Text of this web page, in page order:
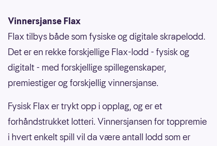
Vinnersjanse Flax
Flax tilbys både som fysiske og digitale skrapelodd.
Det er en rekke forskjellige Flax-lodd - fysisk og
digitalt - med forskjellige spillegenskaper,
premiestiger og forskjellig vinnersjanse.
Fysisk Flax er trykt opp i opplag, og er et
forhåndstrukket lotteri. Vinnersjansen for toppremie
i hvert enkelt spill vil da være antall lodd som er